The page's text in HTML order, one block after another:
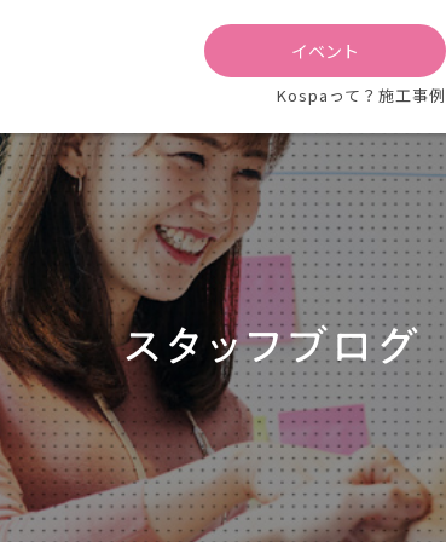
イベント
Kospaって？ 施工事例